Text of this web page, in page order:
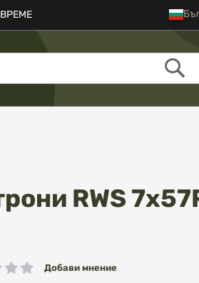
Език
RWS
Добави мнение